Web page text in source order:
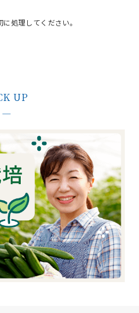
処理してください。
UP
—